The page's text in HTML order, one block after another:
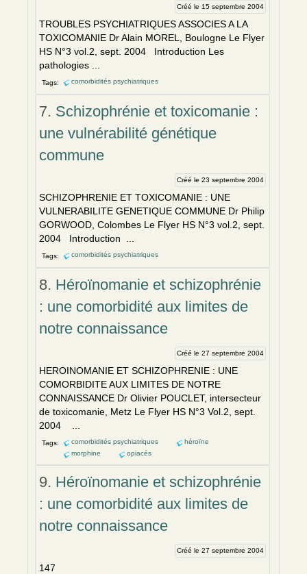
Créé le 15 septembre 2004
TROUBLES PSYCHIATRIQUES ASSOCIES A LA
TOXICOMANIE Dr Alain MOREL, Boulogne Le Flyer
HS N°3 vol.2, sept. 2004 Introduction Les
pathologies ...
Tags: comorbidités psychiatriques
7. Schizophrénie et toxicomanie :
une vulnérabilité génétique
commune
Créé le 23 septembre 2004
SCHIZOPHRENIE ET TOXICOMANIE : UNE
VULNERABILITE GENETIQUE COMMUNE Dr Philip
GORWOOD, Colombes Le Flyer HS N°3 vol.2, sept.
2004 Introduction ...
Tags: comorbidités psychiatriques
8. Héroïnomanie et schizophrénie
: une comorbidité aux limites de
notre connaissance
Créé le 27 septembre 2004
HEROINOMANIE ET SCHIZOPHRENIE : UNE
COMORBIDITE AUX LIMITES DE NOTRE
CONNAISSANCE Dr Olivier POUCLET, intersecteur
de toxicomanie, Metz Le Flyer HS N°3 Vol.2, sept.
2004 ...
Tags: comorbidités psychiatriques
héroïne
morphine
opiacés
9. Héroïnomanie et schizophrénie
: une comorbidité aux limites de
notre connaissance
Créé le 27 septembre 2004
147